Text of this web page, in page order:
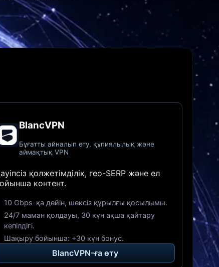
BlancVPN
Бұғатты айналып өту, құпиялылық және
аймақтық VPN
қолжетімділік, гео-SERP және ел
контент.
10 Gbps-қа дейін, шексіз құрылғы қосылымы.
24/7 маман қолдауы, 30 күн ақша қайтару
кепілдігі.
Шақыру бойынша: +30 күн бонус.
BlancVPN-ға өту